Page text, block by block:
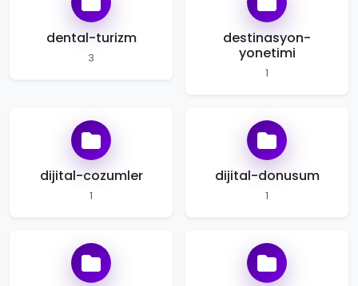
dental-turizm
3
destinasyon-
yonetimi
1
dijital-cozumler
1
dijital-donusum
1